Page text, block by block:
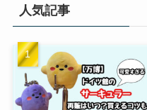
人気記事